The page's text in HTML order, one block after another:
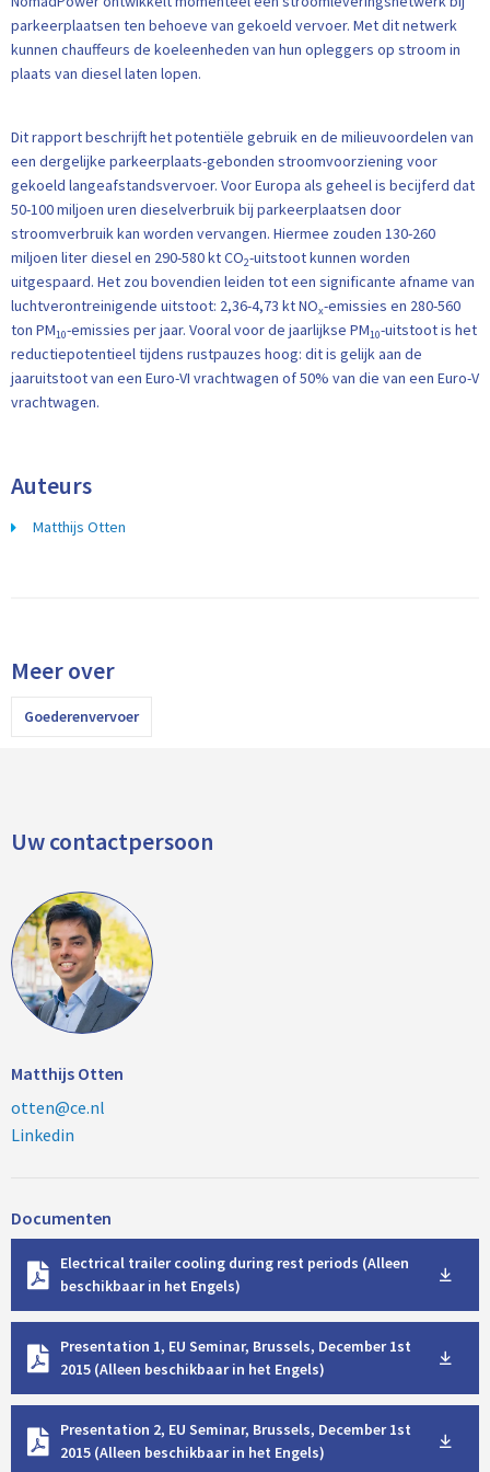
parkeerplaatsen ten behoeve van gekoeld vervoer. Met dit netwerk
kunnen chauffeurs de koeleenheden van hun opleggers op stroom in
plaats van diesel laten lopen.
Dit rapport beschrijft het potentiële gebruik en de milieuvoordelen van
een dergelijke parkeerplaats-gebonden stroomvoorziening voor
gekoeld langeafstandsvervoer. Voor Europa als geheel is becijferd dat
50-100 miljoen uren dieselverbruik bij parkeerplaatsen door
stroomverbruik kan worden vervangen. Hiermee zouden 130-260
miljoen liter diesel en 290-580 kt CO2-uitstoot kunnen worden
uitgespaard. Het zou bovendien leiden tot een significante afname van
luchtverontreinigende uitstoot: 2,36-4,73 kt NOx-emissies en 280-560
ton PM10-emissies per jaar. Vooral voor de jaarlijkse PM10-uitstoot is het
reductiepotentieel tijdens rustpauzes hoog: dit is gelijk aan de
jaaruitstoot van een Euro-VI vrachtwagen of 50% van die van een Euro-V
vrachtwagen.
Auteurs
Matthijs Otten
Meer over
Goederenvervoer
Uw contactpersoon
Matthijs Otten
otten@ce.nl
Linkedin
Documenten
Electrical trailer cooling during rest periods (Alleen
beschikbaar in het Engels)
n
d
Presentation 1, EU Seminar, Brussels, December 1st
2015 (Alleen beschikbaar in het Engels)
n
Presentation 2, EU Seminar, Brussels, December 1st
2015 (Alleen beschikbaar in het Engels)